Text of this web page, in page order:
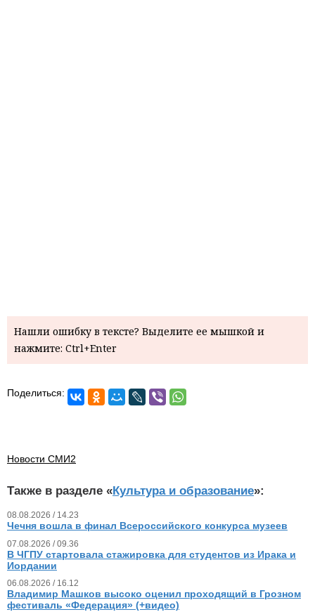
Нашли ошибку в тексте? Выделите ее мышкой и
нажмите: Ctrl+Enter
Поделиться:
Новости СМИ2
Также в разделе «Культура и образование»:
08.08.2026 / 14.23
Чечня вошла в финал Всероссийского конкурса музеев
07.08.2026 / 09.36
В ЧГПУ стартовала стажировка для студентов из Ирака и
Иордании
06.08.2026 / 16.12
Владимир Машков высоко оценил проходящий в Грозном
фестиваль «Федерация» (+видео)